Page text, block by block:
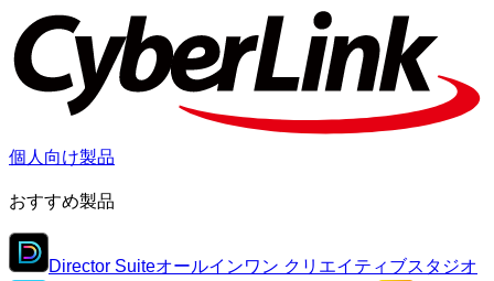
個人向け製品
おすすめ製品
Director Suiteオールインワン クリエイティブスタジオ